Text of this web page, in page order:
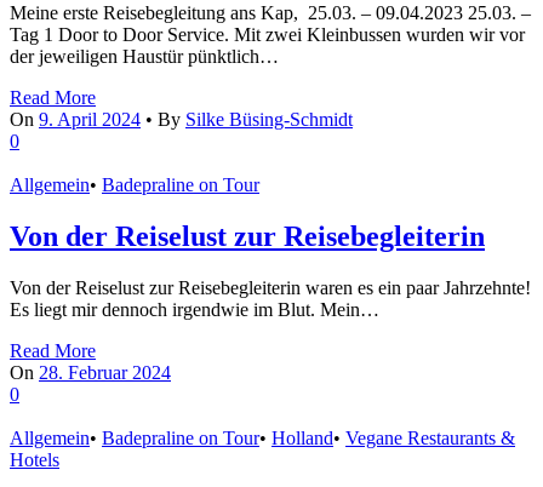
Meine erste Reisebegleitung ans Kap, 25.03. – 09.04.2023 25.03. –
Tag 1 Door to Door Service. Mit zwei Kleinbussen wurden wir vor
der jeweiligen Haustür pünktlich…
Read More
On 9. April 2024 • By Silke Büsing-Schmidt
0
Allgemein• Badepraline on Tour
Von der Reiselust zur Reisebegleiterin
Von der Reiselust zur Reisebegleiterin waren es ein paar Jahrzehnte!
Es liegt mir dennoch irgendwie im Blut. Mein…
Read More
On 28. Februar 2024
0
Allgemein• Badepraline on Tour• Holland• Vegane Restaurants &
Hotels